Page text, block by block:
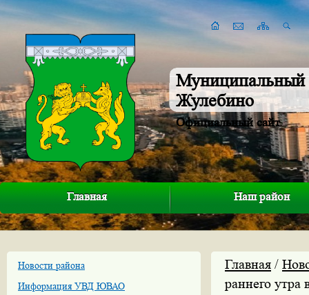
Муниципальный
Жулебино
Официальный сайт
Главная Наш район
Новости района
Информация УВД ЮВАО
Главная /
раннего утра